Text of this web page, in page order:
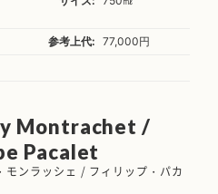
参考上代:
77,000円
Montrachet /
Pacalet
モンラッシェ / フィリップ・パカ